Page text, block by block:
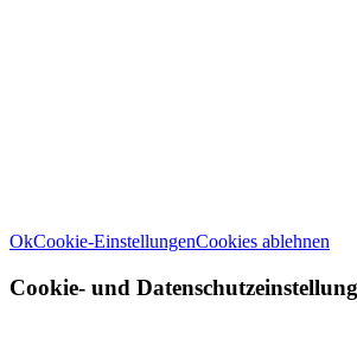
OkCookie-EinstellungenCookies ablehnen
Cookie- und